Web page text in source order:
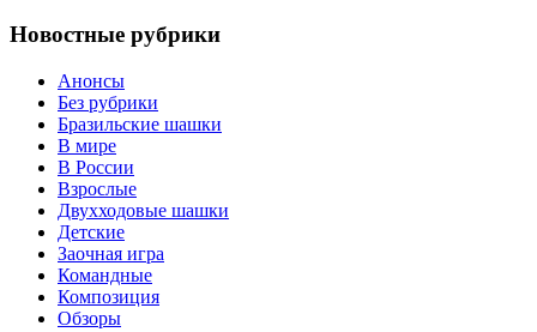
Новостные рубрики
Анонсы
Без рубрики
Бразильские шашки
В мире
В России
Взрослые
Двухходовые шашки
Детские
Заочная игра
Командные
Композиция
Обзоры